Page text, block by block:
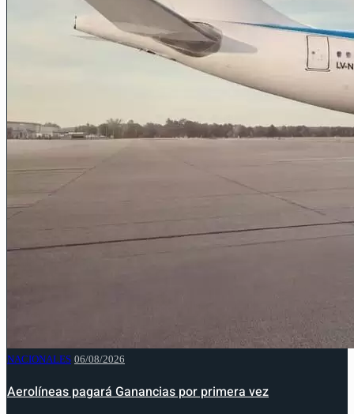
NACIONALES 06/08/2026
Aerolíneas pagará Ganancias por primera vez